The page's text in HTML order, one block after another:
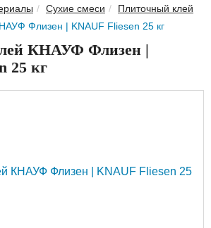
Сухие смеси
Плиточный клей
Флизен | KNAUF Fliesen 25 кг
КНАУФ Флизен |
25 кг